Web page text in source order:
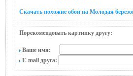
Скачать похожие обои на Молодая
Порекомендовать картинку другу:
Ваше имя:
E-mail друга: